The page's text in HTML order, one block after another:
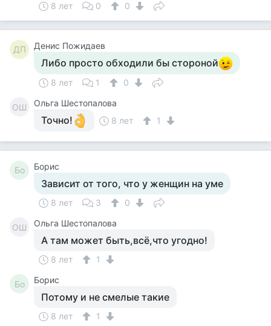
8 лет 0 0
ДП Денис Пожидаев
Либо просто обходили бы стороной
8 лет 1 0
ОШ Ольга Шестопалова
Точно! 8 лет 1
Бо Борис
Зависит от того, что у женщин на уме
8 лет 3 0
ОШ Ольга Шестопалова
А там может быть,всё,что угодно!
8 лет 1
Бо Борис
Потому и не смелые такие
8 лет 1